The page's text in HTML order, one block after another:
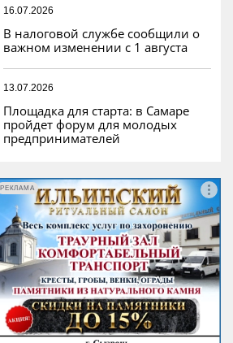
16.07.2026
В налоговой службе сообщили о
важном изменении с 1 августа
13.07.2026
Площадка для старта: в Самаре
пройдет форум для молодых
предпринимателей
РЕКЛАМА